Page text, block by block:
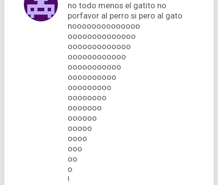
no todo menos el gatito no
porfavor al perro si pero al gato
noooooooooooooo
oooooooooooooo
ooooooooooooo
oooooooooooo
ooooooooooo
oooooooooo
ooooooooo
oooooooo
ooooooo
oooooo
ooooo
oooo
ooo
oo
o
!